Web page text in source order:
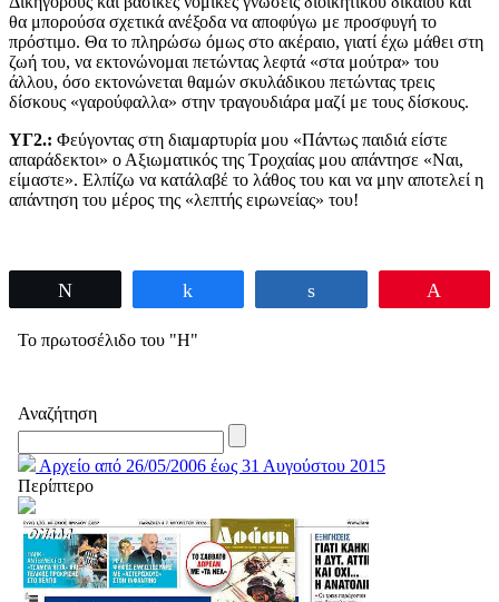
θα μπορούσα σχετικά ανέξοδα να αποφύγω με προσφυγή το
πρόστιμο. Θα το πληρώσω όμως στο ακέραιο, γιατί έχω μάθει στη
ζωή του, να εκτονώνομαι πετώντας λεφτά «στα μούτρα» του
άλλου, όσο εκτονώνεται θαμών σκυλάδικου πετώντας τρεις
δίσκους «γαρούφαλλα» στην τραγουδιάρα μαζί με τους δίσκους.
ΥΓ2.: Φεύγοντας στη διαμαρτυρία μου «Πάντως παιδιά είστε
απαράδεκτοι» ο Αξιωματικός της Τροχαίας μου απάντησε «Ναι,
είμαστε». Ελπίζω να κατάλαβέ το λάθος του και να μην αποτελεί η
απάντηση του μέρος της «λεπτής ειρωνείας» του!
Το πρωτοσέλιδο του "Η"
Αναζήτηση
Αρχείο από 26/05/2006 έως 31 Αυγούστου 2015
Περίπτερο